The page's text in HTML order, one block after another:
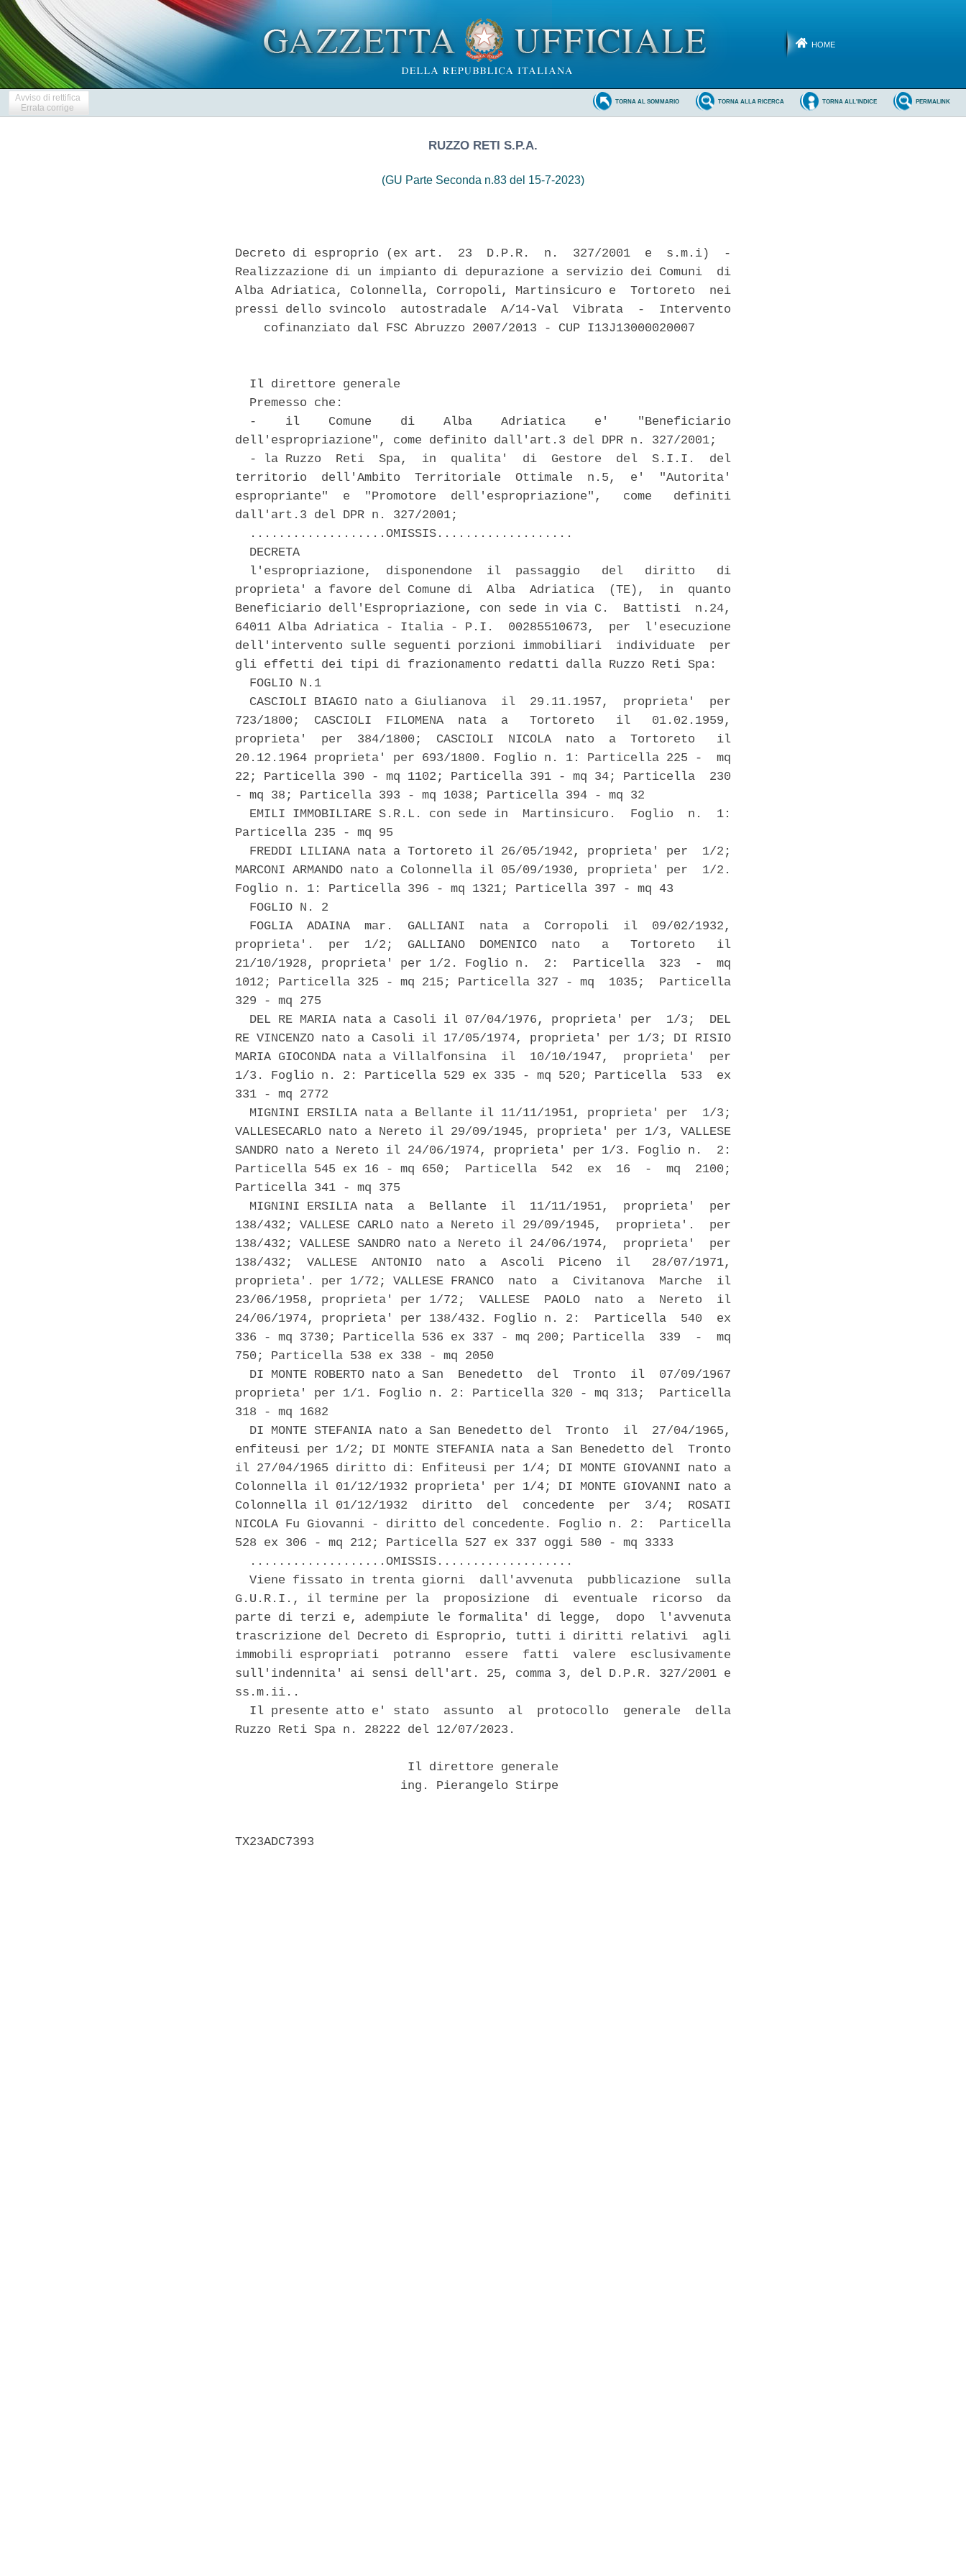
HOME
Avviso di rettifica
Errata corrige
PERMALINK
TORNA ALL'INDICE
TORNA ALLA RICERCA
TORNA AL SOMMARIO
RUZZO RETI S.P.A.
(GU Parte Seconda n.83 del 15-7-2023)
Decreto di esproprio (ex art.  23  D.P.R.  n.  327/2001  e  s.m.i)  -
Realizzazione di un impianto di depurazione a servizio dei Comuni  di
Alba Adriatica, Colonnella, Corropoli, Martinsicuro e  Tortoreto  nei
pressi dello svincolo  autostradale  A/14-Val  Vibrata  -  Intervento
    cofinanziato dal FSC Abruzzo 2007/2013 - CUP I13J13000020007
  Il direttore generale
  Premesso che:
  -    il    Comune    di    Alba    Adriatica    e'    "Beneficiario
dell'espropriazione", come definito dall'art.3 del DPR n. 327/2001;
  - la Ruzzo  Reti  Spa,  in  qualita'  di  Gestore  del  S.I.I.  del
territorio  dell'Ambito  Territoriale  Ottimale  n.5,  e'  "Autorita'
espropriante"  e  "Promotore  dell'espropriazione",   come   definiti
dall'art.3 del DPR n. 327/2001;
  ...................OMISSIS...................
  DECRETA
  l'espropriazione,  disponendone  il  passaggio   del   diritto   di
proprieta' a favore del Comune di  Alba  Adriatica  (TE),  in  quanto
Beneficiario dell'Espropriazione, con sede in via C.  Battisti  n.24,
64011 Alba Adriatica - Italia - P.I.  00285510673,  per  l'esecuzione
dell'intervento sulle seguenti porzioni immobiliari  individuate  per
gli effetti dei tipi di frazionamento redatti dalla Ruzzo Reti Spa:
  FOGLIO N.1
  CASCIOLI BIAGIO nato a Giulianova  il  29.11.1957,  proprieta'  per
723/1800;  CASCIOLI  FILOMENA  nata  a   Tortoreto   il   01.02.1959,
proprieta'  per  384/1800;  CASCIOLI  NICOLA  nato  a  Tortoreto   il
20.12.1964 proprieta' per 693/1800. Foglio n. 1: Particella 225 -  mq
22; Particella 390 - mq 1102; Particella 391 - mq 34; Particella  230
- mq 38; Particella 393 - mq 1038; Particella 394 - mq 32
  EMILI IMMOBILIARE S.R.L. con sede in  Martinsicuro.  Foglio  n.  1:
Particella 235 - mq 95
  FREDDI LILIANA nata a Tortoreto il 26/05/1942, proprieta' per  1/2;
MARCONI ARMANDO nato a Colonnella il 05/09/1930, proprieta' per  1/2.
Foglio n. 1: Particella 396 - mq 1321; Particella 397 - mq 43
  FOGLIO N. 2
  FOGLIA  ADAINA  mar.  GALLIANI  nata  a  Corropoli  il  09/02/1932,
proprieta'.  per  1/2;  GALLIANO  DOMENICO  nato   a   Tortoreto   il
21/10/1928, proprieta' per 1/2. Foglio n.  2:  Particella  323  -  mq
1012; Particella 325 - mq 215; Particella 327 - mq  1035;  Particella
329 - mq 275
  DEL RE MARIA nata a Casoli il 07/04/1976, proprieta' per  1/3;  DEL
RE VINCENZO nato a Casoli il 17/05/1974, proprieta' per 1/3; DI RISIO
MARIA GIOCONDA nata a Villalfonsina  il  10/10/1947,  proprieta'  per
1/3. Foglio n. 2: Particella 529 ex 335 - mq 520; Particella  533  ex
331 - mq 2772
  MIGNINI ERSILIA nata a Bellante il 11/11/1951, proprieta' per  1/3;
VALLESECARLO nato a Nereto il 29/09/1945, proprieta' per 1/3, VALLESE
SANDRO nato a Nereto il 24/06/1974, proprieta' per 1/3. Foglio n.  2:
Particella 545 ex 16 - mq 650;  Particella  542  ex  16  -  mq  2100;
Particella 341 - mq 375
  MIGNINI ERSILIA nata  a  Bellante  il  11/11/1951,  proprieta'  per
138/432; VALLESE CARLO nato a Nereto il 29/09/1945,  proprieta'.  per
138/432; VALLESE SANDRO nato a Nereto il 24/06/1974,  proprieta'  per
138/432;  VALLESE  ANTONIO  nato  a  Ascoli  Piceno  il   28/07/1971,
proprieta'. per 1/72; VALLESE FRANCO  nato  a  Civitanova  Marche  il
23/06/1958, proprieta' per 1/72;  VALLESE  PAOLO  nato  a  Nereto  il
24/06/1974, proprieta' per 138/432. Foglio n. 2:  Particella  540  ex
336 - mq 3730; Particella 536 ex 337 - mq 200; Particella  339  -  mq
750; Particella 538 ex 338 - mq 2050
  DI MONTE ROBERTO nato a San  Benedetto  del  Tronto  il  07/09/1967
proprieta' per 1/1. Foglio n. 2: Particella 320 - mq 313;  Particella
318 - mq 1682
  DI MONTE STEFANIA nato a San Benedetto del  Tronto  il  27/04/1965,
enfiteusi per 1/2; DI MONTE STEFANIA nata a San Benedetto del  Tronto
il 27/04/1965 diritto di: Enfiteusi per 1/4; DI MONTE GIOVANNI nato a
Colonnella il 01/12/1932 proprieta' per 1/4; DI MONTE GIOVANNI nato a
Colonnella il 01/12/1932  diritto  del  concedente  per  3/4;  ROSATI
NICOLA Fu Giovanni - diritto del concedente. Foglio n. 2:  Particella
528 ex 306 - mq 212; Particella 527 ex 337 oggi 580 - mq 3333
  ...................OMISSIS...................
  Viene fissato in trenta giorni  dall'avvenuta  pubblicazione  sulla
G.U.R.I., il termine per la  proposizione  di  eventuale  ricorso  da
parte di terzi e, adempiute le formalita' di legge,  dopo  l'avvenuta
trascrizione del Decreto di Esproprio, tutti i diritti relativi  agli
immobili espropriati  potranno  essere  fatti  valere  esclusivamente
sull'indennita' ai sensi dell'art. 25, comma 3, del D.P.R. 327/2001 e
ss.m.ii..
  Il presente atto e' stato  assunto  al  protocollo  generale  della
Ruzzo Reti Spa n. 28222 del 12/07/2023.
                        Il direttore generale
                       ing. Pierangelo Stirpe